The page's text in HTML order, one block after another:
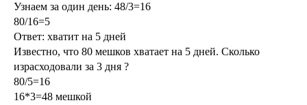
Узнаем за один день: 48/3=16
80/16=5
Ответ: хватит на 5 дней
Известно, что 80 мешков хватает на 5 дней. Сколько
израсходовали за 3 дня ?
80/5=16
16*3=48 мешкой